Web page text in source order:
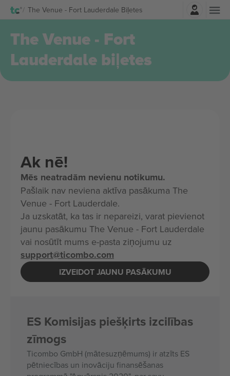
The Venue - Fort Lauderdale Biļetes
Pierakstīties
The Venue - Fort
Lauderdale biļetes
Ak nē!
Mēs neatradām nevienu notikumu.
Pašlaik nav neviena aktīva pasākuma The
Venue - Fort Lauderdale.
Ja uzskatāt, ka tas ir nepareizi, varat pievienot
jaunu pasākumu The Venue - Fort Lauderdale
vai nosūtīt mums e-pasta ziņojumu uz
support@ticombo.com
IZVEIDOT JAUNU PASĀKUMU
ES Komisijas piešķirts izcilības
zīmogs
Ticombo GmbH (mātesuzņēmums) ir atzīts ES
pētniecības un inovāciju finansēšanas